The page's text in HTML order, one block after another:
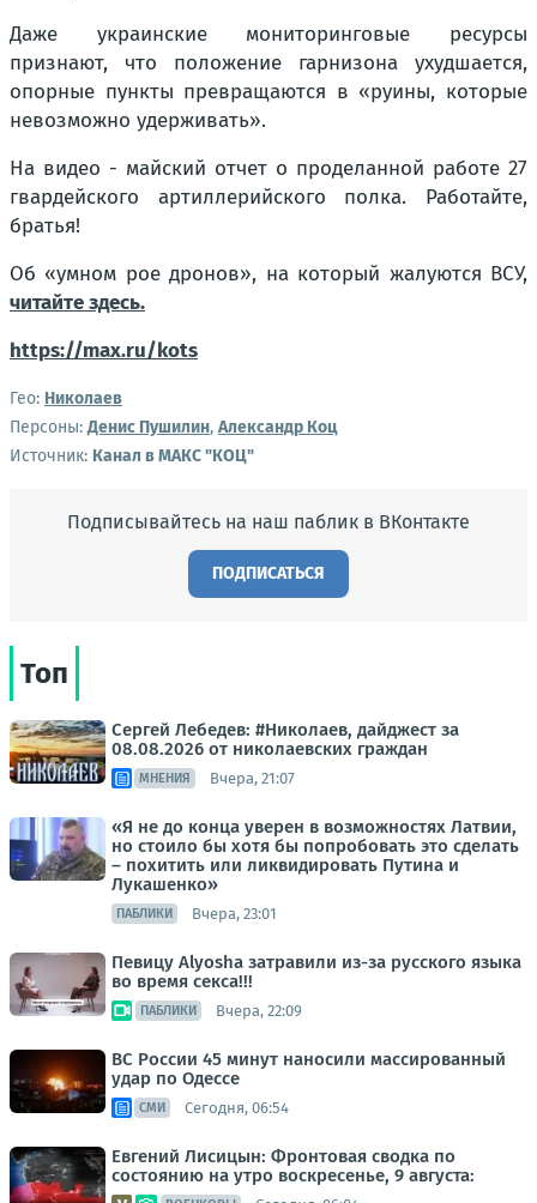
Даже украинские мониторинговые ресурсы
признают, что положение гарнизона ухудшается,
опорные пункты превращаются в «руины, которые
невозможно удерживать».
На видео - майский отчет о проделанной работе 27
гвардейского артиллерийского полка. Работайте,
братья!
Об «умном рое дронов», на который жалуются ВСУ,
читайте здесь.
https://max.ru/kots
Гео: Николаев
Персоны: Денис Пушилин, Александр Коц
Источник: Канал в МАКС "КОЦ"
Подписывайтесь на наш паблик в ВКонтакте
ПОДПИСАТЬСЯ
Топ
Сергей Лебедев: #Николаев, дайджест за
08.08.2026 от николаевских граждан
МНЕНИЯ Вчера, 21:07
«Я не до конца уверен в возможностях Латвии,
но стоило бы хотя бы попробовать это сделать
– похитить или ликвидировать Путина и
Лукашенко»
ПАБЛИКИ Вчера, 23:01
Певицу Alyosha затравили из-за русского языка
во время секса!!!
ПАБЛИКИ Вчера, 22:09
ВС России 45 минут наносили массированный
удар по Одессе
СМИ Сегодня, 06:54
Евгений Лисицын: Фронтовая сводка по
состоянию на утро воскресенье, 9 августа: